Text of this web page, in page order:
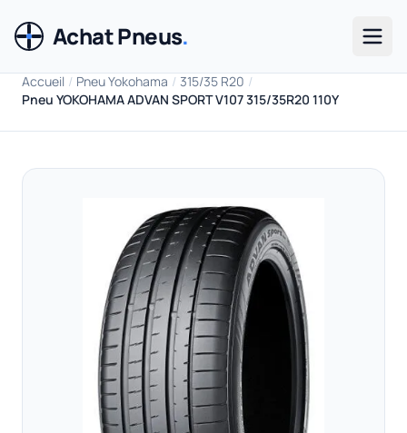
Achat Pneus.
Accueil / Pneu Yokohama / 315/35 R20 /
Pneu YOKOHAMA ADVAN SPORT V107 315/35R20 110Y